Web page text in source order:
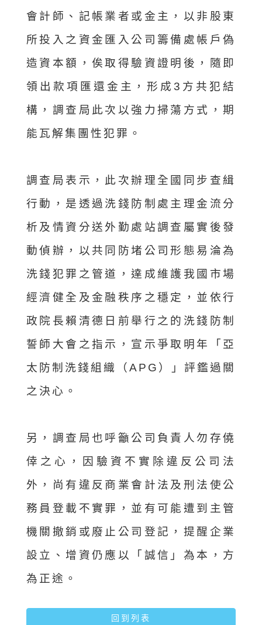
會計師、記帳業者或金主，以非股東
所投入之資金匯入公司籌備處帳戶偽
造資本額，俟取得驗資證明後，隨即
領出款項匯還金主，形成3方共犯結
構，調查局此次以強力掃蕩方式，期
能瓦解集團性犯罪。
調查局表示，此次辦理全國同步查緝
行動，是透過洗錢防制處主理金流分
析及情資分送外勤處站調查屬實後發
動偵辦，以共同防堵公司形態易淪為
洗錢犯罪之管道，達成維護我國市場
經濟健全及金融秩序之穩定，並依行
政院長賴清德日前舉行之的洗錢防制
誓師大會之指示，宣示爭取明年「亞
太防制洗錢組織（APG）」評鑑過關
之決心。
另，調查局也呼籲公司負責人勿存僥
倖之心，因驗資不實除違反公司法
外，尚有違反商業會計法及刑法使公
務員登載不實罪，並有可能遭到主管
機關撤銷或廢止公司登記，提醒企業
設立、增資仍應以「誠信」為本，方
為正途。
回到列表